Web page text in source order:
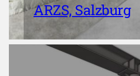
ARZS, Salzburg